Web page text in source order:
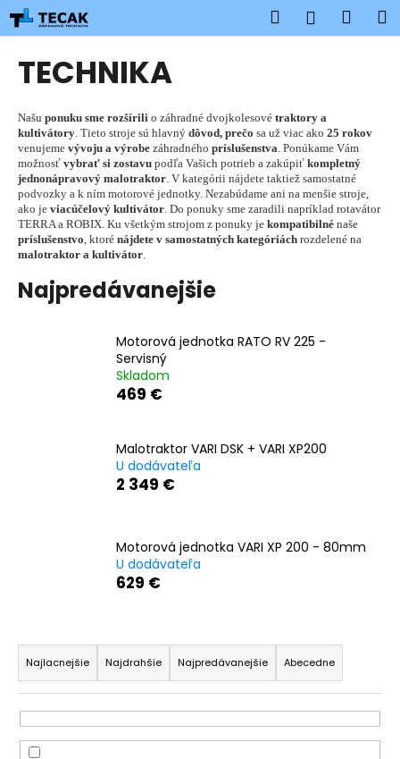
Prejsť
na
obsah
Hľadať
TECHNIKA
Našu ponuku sme rozšírili o záhradné dvojkolesové traktory a
kultivátory . Tieto stroje sú hlavný dôvod, prečo sa už viac ako 25 rokov
venujeme vývoju a výrobe záhradného príslušenstva . Ponúkame Vám
možnosť vybrať si zostavu podľa Vašich potrieb a zakúpiť kompletný
jednonápravový malotraktor . V kategórii nájdete taktiež samostatné
podvozky a k ním motorové jednotky. Nezabúdame ani na menšie stroje,
ako je viacúčelový kultivátor . Do ponuky sme zaradili napríklad rotavátor
TERRA a ROBIX. Ku všetkým strojom z ponuky je kompatibilné naše
príslušenstvo , ktoré nájdete v samostatných kategóriách rozdelené na
malotraktor a kultivátor
Najpredávanejšie
Motorová jednotka RATO RV 225 -
Servisný
Skladom
469 €
Malotraktor VARI DSK + VARI XP200
U dodávateľa
2 349 €
Motorová jednotka VARI XP 200 - 80mm
U dodávateľa
629 €
R
a
d
e
n
Najlacnejšie Najdrahšie Najpredávanejšie Abecedne
K
o
o
p
o
t
r
e
b
u
j
O
d
p
o